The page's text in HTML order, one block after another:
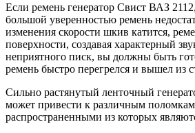
Если ремень генератор Свист ВАЗ
большой уверенностью ремень
изменения скорости шкив катится,
поверхности, создавая характерный
неприятного писк, вы должны быть
ремень быстро перегрелся и вышел из
Сильно растянутый ленточный
может привести к различным
распространенными из которых